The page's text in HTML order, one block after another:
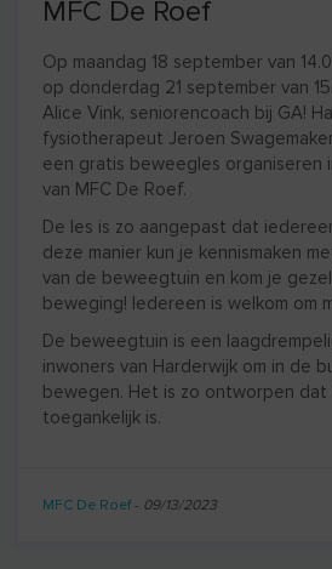
MFC De Roef
Op maandag 18 september van
op donderdag 21 september van
Alice Vink, seniorencoach bij GA!
fysiotherapeut Jeroen
een gratis beweegles organiseren
van MFC De Roef.
De les is zo aangepast dat
deze manier kun je kennismaken
van de beweegtuin en kom je
beweging! Iedereen is welkom om
De beweegtuin is een
inwoners van Harderwijk om in de
bewegen. Het is zo ontworpen dat
toegankelijk is.
MFC De Roef- 09/13/2023